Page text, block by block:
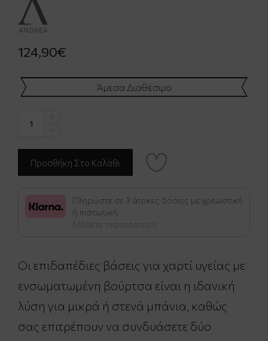
124,90€
Άμεσα Διαθέσιμο
Πληρώστε σε 3 άτοκες δόσεις με χρεωστική
ή πιστωτική.
Μάθετε περισσότερα
Οι επιδαπέδιες βάσεις για χαρτί υγείας με
ενσωματωμένη βούρτσα είναι η ιδανική
λύση για μικρά ή στενά μπάνια, καθώς
σας επιτρέπουν να συνδυάσετε δύο